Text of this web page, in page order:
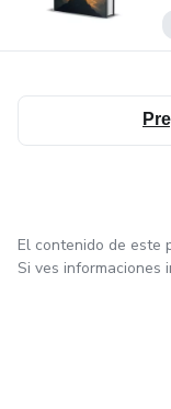
El contenido de este
Si ves informaciones